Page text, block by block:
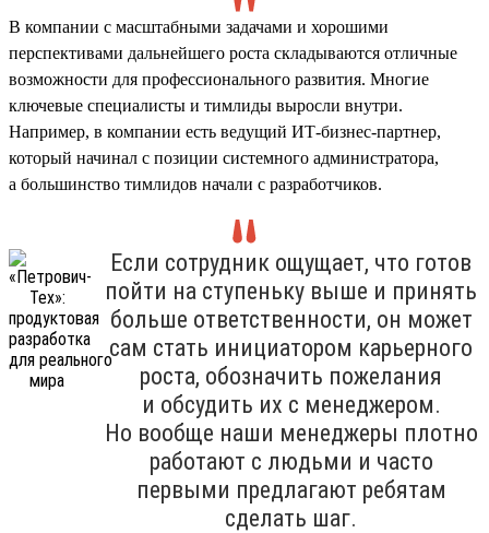
В компании с масштабными задачами и хорошими
перспективами дальнейшего роста складываются отличные
возможности для профессионального развития. Многие
ключевые специалисты и тимлиды выросли внутри.
Например, в компании есть ведущий ИТ-бизнес-партнер,
который начинал с позиции системного администратора,
а большинство тимлидов начали с разработчиков.
Если сотрудник ощущает, что готов
пойти на ступеньку выше и принять
больше ответственности, он может
сам стать инициатором карьерного
роста, обозначить пожелания
и обсудить их с менеджером.
Но вообще наши менеджеры плотно
работают с людьми и часто
первыми предлагают ребятам
сделать шаг.